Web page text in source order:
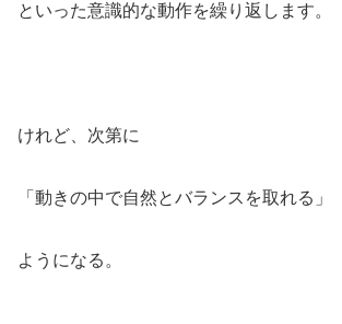
といった意識的な動作を繰り返します。
けれど、次第に
「動きの中で自然とバランスを取れる」
ようになる。